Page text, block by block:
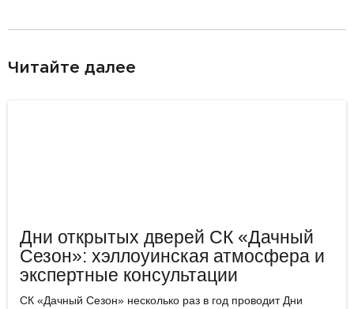
Читайте далее
Дни открытых дверей СК «Дачный
Сезон»: хэллоуинская атмосфера и
экспертные консультации
СК «Дачный Сезон» несколько раз в год проводит Дни